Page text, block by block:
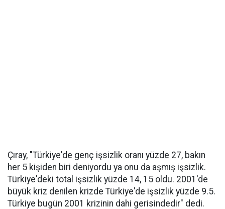
Çıray, "Türkiye'de genç işsizlik oranı yüzde 27, bakın
her 5 kişiden biri deniyordu ya onu da aşmış işsizlik.
Türkiye'deki total işsizlik yüzde 14, 15 oldu. 2001'de
büyük kriz denilen krizde Türkiye'de işsizlik yüzde 9.5.
Türkiye bugün 2001 krizinin dahi gerisindedir" dedi.